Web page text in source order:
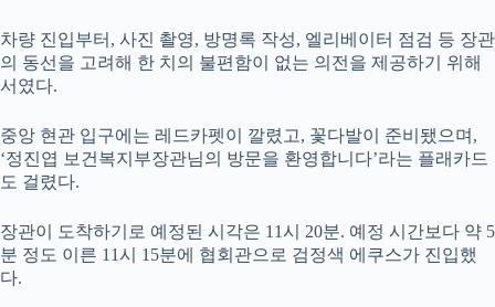
차량 진입부터, 사진 촬영, 방명록 작성, 엘리베이터 점검 등 장관
의 동선을 고려해 한 치의 불편함이 없는 의전을 제공하기 위해
서였다.
중앙 현관 입구에는 레드카펫이 깔렸고, 꽃다발이 준비됐으며,
‘정진엽 보건복지부장관님의 방문을 환영합니다’라는 플래카드
도 걸렸다.
장관이 도착하기로 예정된 시각은 11시 20분. 예정 시간보다 약 5
분 정도 이른 11시 15분에 협회관으로 검정색 에쿠스가 진입했
다.